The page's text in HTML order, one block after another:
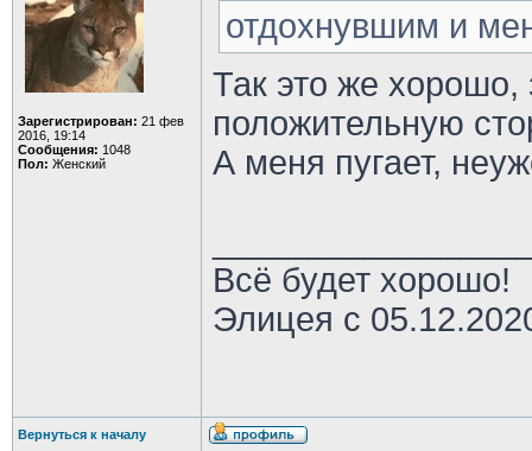
Зарегистрирован: 21 фев
2016, 19:14
Сообщения: 1048
Пол: Женский
отдохнувшим и
Так это же хорошо,
положительную
А меня пугает,
Всё будет хорошо!
Элицея с
Вернуться к началу